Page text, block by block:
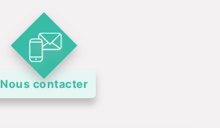
Nous contacter